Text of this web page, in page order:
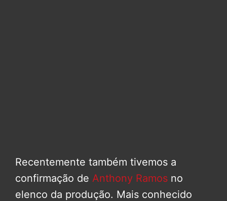
Recentemente também tivemos a
confirmação de Anthony Ramos no
elenco da produção. Mais conhecido